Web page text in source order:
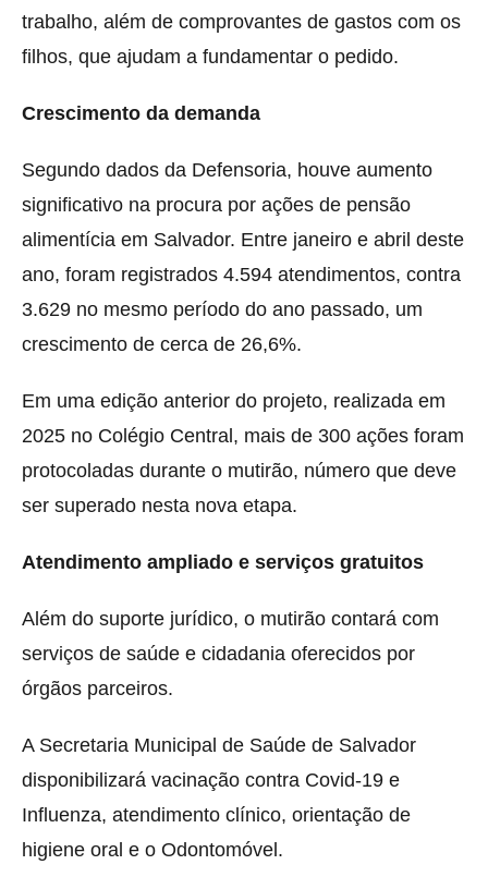
trabalho, além de comprovantes de gastos com os
filhos, que ajudam a fundamentar o pedido.
Crescimento da demanda
Segundo dados da Defensoria, houve aumento
significativo na procura por ações de pensão
alimentícia em Salvador. Entre janeiro e abril deste
ano, foram registrados 4.594 atendimentos, contra
3.629 no mesmo período do ano passado, um
crescimento de cerca de 26,6%.
Em uma edição anterior do projeto, realizada em
2025 no Colégio Central, mais de 300 ações foram
protocoladas durante o mutirão, número que deve
ser superado nesta nova etapa.
Atendimento ampliado e serviços gratuitos
Além do suporte jurídico, o mutirão contará com
serviços de saúde e cidadania oferecidos por
órgãos parceiros.
A Secretaria Municipal de Saúde de Salvador
disponibilizará vacinação contra Covid-19 e
Influenza, atendimento clínico, orientação de
higiene oral e o Odontomóvel.